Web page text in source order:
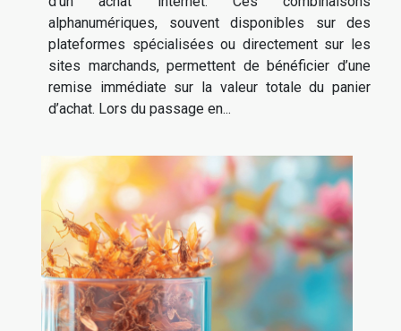
alphanumériques, souvent disponibles sur des
plateformes spécialisées ou directement sur les
sites marchands, permettent de bénéficier d’une
remise immédiate sur la valeur totale du panier
d’achat. Lors du passage en...